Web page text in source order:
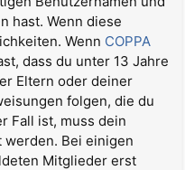
hast. Wenn diese
Wenn COPPA
dass du unter 13 Jahre
Eltern oder deiner
folgen, die du
Fall ist, muss dein
Bei einigen
Mitglieder erst